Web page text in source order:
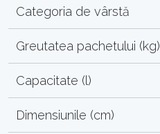
Categoria de vârstă
Greutatea pachetului (kg)
Capacitate (l)
Dimensiunile (cm)